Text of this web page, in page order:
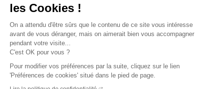
les Cookies !
On a attendu d'être sûrs que le contenu de ce site vous intéresse
avant de vous déranger, mais on aimerait bien vous accompagner
pendant votre visite...
C'est OK pour vous ?
Pour modifier vos préférences par la suite, cliquez sur le lien
'Préférences de cookies' situé dans le pied de page.